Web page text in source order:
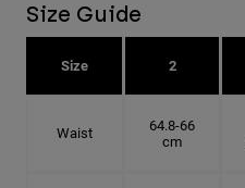
Size Guide
Size 2
Waist
64.8-66
cm